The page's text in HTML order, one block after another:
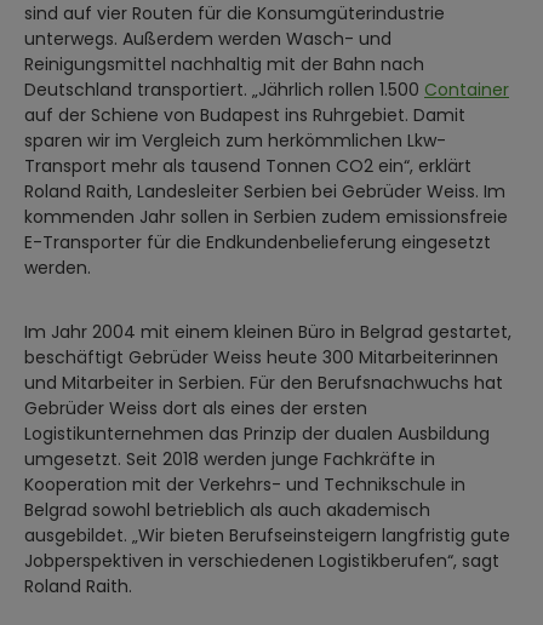
sind auf vier Routen für die Konsumgüterindustrie
unterwegs. Außerdem werden Wasch- und
Reinigungsmittel nachhaltig mit der Bahn nach
Deutschland transportiert. „Jährlich rollen 1.500 Container
auf der Schiene von Budapest ins Ruhrgebiet. Damit
sparen wir im Vergleich zum herkömmlichen Lkw-
Transport mehr als tausend Tonnen CO2 ein“, erklärt
Roland Raith, Landesleiter Serbien bei Gebrüder Weiss. Im
kommenden Jahr sollen in Serbien zudem emissionsfreie
E-Transporter für die Endkundenbelieferung eingesetzt
werden.
Im Jahr 2004 mit einem kleinen Büro in Belgrad gestartet,
beschäftigt Gebrüder Weiss heute 300 Mitarbeiterinnen
und Mitarbeiter in Serbien. Für den Berufsnachwuchs hat
Gebrüder Weiss dort als eines der ersten
Logistikunternehmen das Prinzip der dualen Ausbildung
umgesetzt. Seit 2018 werden junge Fachkräfte in
Kooperation mit der Verkehrs- und Technikschule in
Belgrad sowohl betrieblich als auch akademisch
ausgebildet. „Wir bieten Berufseinsteigern langfristig gute
Jobperspektiven in verschiedenen Logistikberufen“, sagt
Roland Raith.